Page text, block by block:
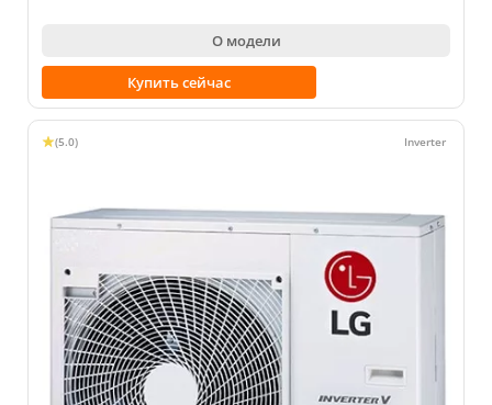
О модели
Купить сейчас
(5.0)